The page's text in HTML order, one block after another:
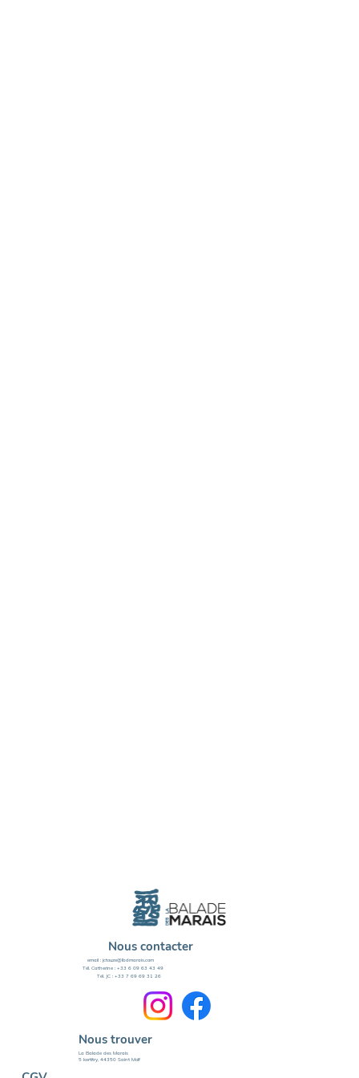
Nous contacter
email : jctouze@lbdmarais.com
Tél. Catherine : +33 6 09 63 43 49
Tél. JC : +33 7 69 69 31 26
Nous trouver
La Balade des Marais
5 kertitry, 44350 Saint Molf